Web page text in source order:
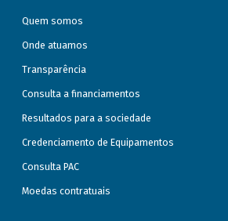
Quem somos
Onde atuamos
Transparência
Consulta a financiamentos
Resultados para a sociedade
Credenciamento de Equipamentos
Consulta PAC
Moedas contratuais